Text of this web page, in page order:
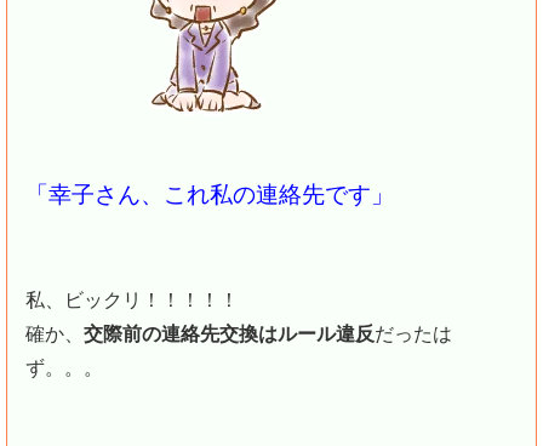
「幸子さん、これ私の連絡先です」
私、ビックリ！！！！！
確か、 交際前の連絡先交換はルール違反だったは
ず。。。